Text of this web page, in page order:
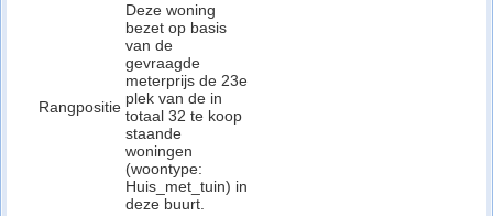
Rangpositie
Deze woning
bezet op basis
van de
gevraagde
meterprijs de 23e
plek van de in
totaal 32 te koop
staande
woningen
(woontype:
Huis_met_tuin) in
deze buurt.